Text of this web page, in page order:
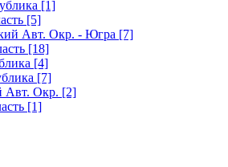
[1]
[5]
Авт. Окр. - Югра [7]
[18]
[4]
[7]
Авт. Окр. [2]
[1]